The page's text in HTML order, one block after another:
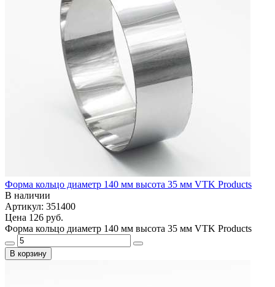
Форма кольцо диаметр 140 мм высота 35 мм VTK Products
В наличии
Артикул: 351400
Цена 126 руб.
Форма кольцо диаметр 140 мм высота 35 мм VTK Products
В корзину